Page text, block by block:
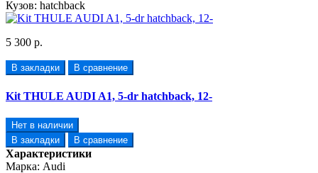
Кузов: hatchback
5 300 р.
В закладки В сравнение
Kit THULE AUDI A1, 5-dr hatchback, 12-
Нет в наличии
В закладки
В сравнение
Характеристики
Марка: Audi